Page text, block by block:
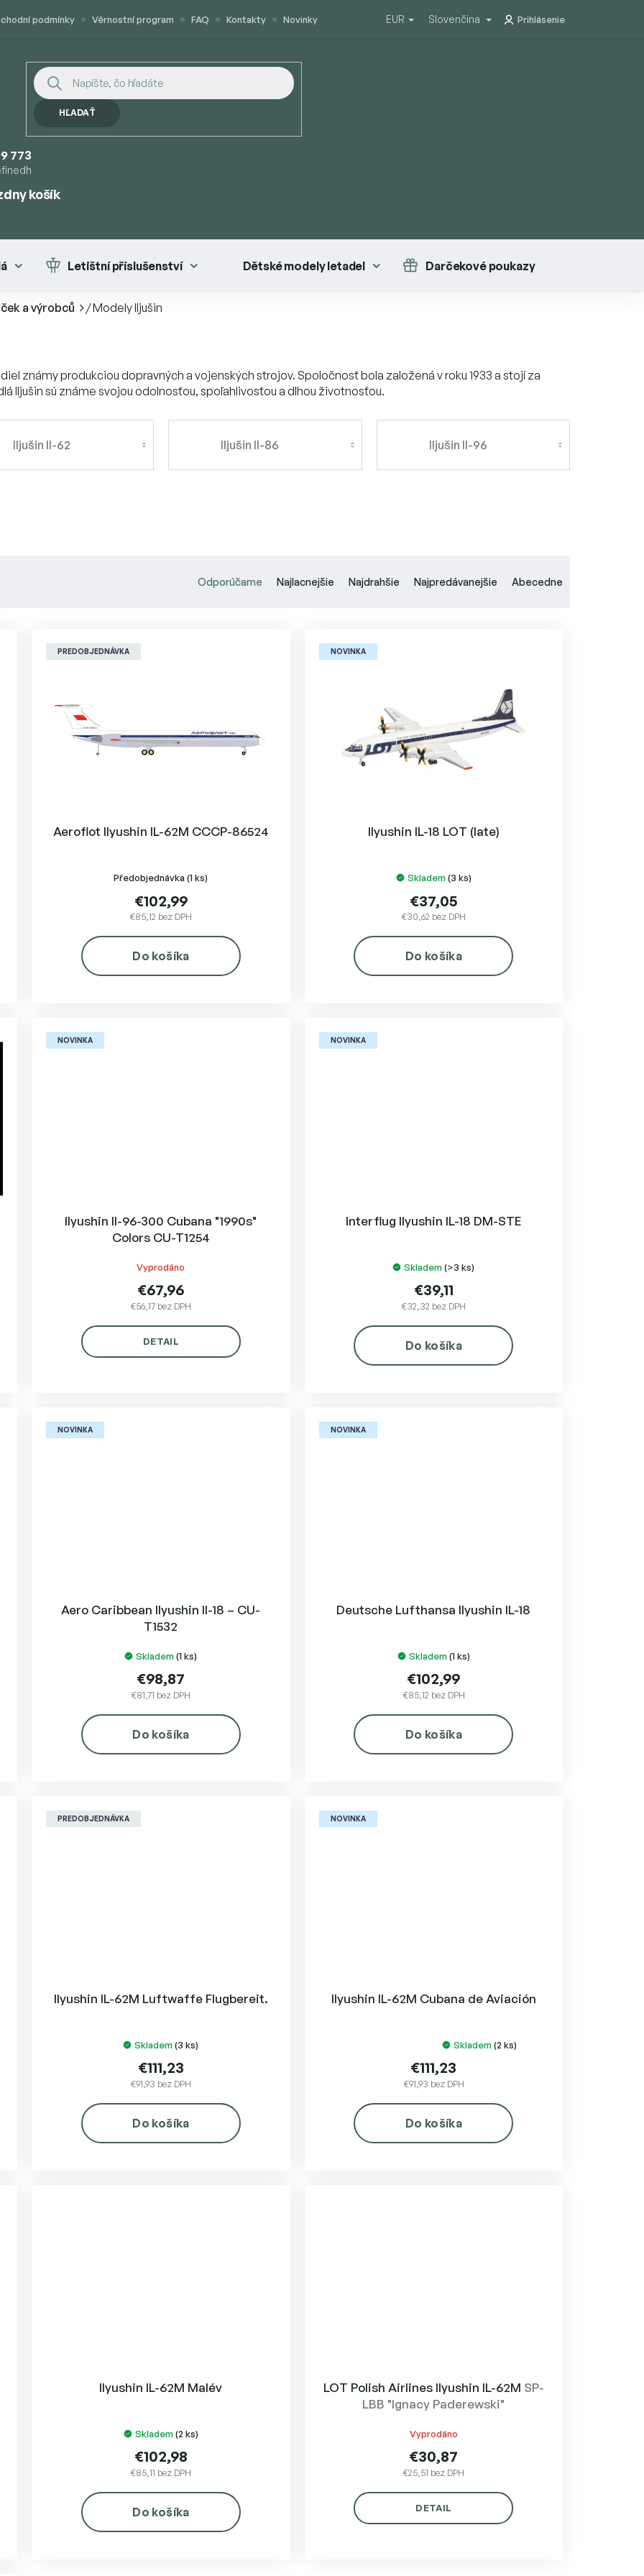
podmínky Věrnostní program FAQ Kontakty Novinky EUR Slovenčina Prihlásenie
HĽADAŤ
773
košík
Letištní příslušenství Dětské modely letadel Darčekové poukazy
a výrobců /Modely Iljušin
známy produkciou dopravných a vojenských strojov. Spoločnosť bola založená v roku 1933 a stojí za
Iljušin sú známe svojou odolnosťou, spoľahlivosťou a dlhou životnosťou.
Iljušin Il-62 Iljušin Il-86 Iljušin Il-96
u
k
Odporúčame Najlacnejšie Najdrahšie Najpredávanejšie Abecedne
PREDOBJEDNÁVKA
Aeroflot Ilyushin IL-62M CCCP-86524
Předobjednávka(1 ks)
€85,12 bez DPH
€102,99
Do košíka
NOVINKA
Ilyushin IL-18 LOT (late)
Skladem (3 ks)
€30,62 bez DPH
€37,05
Do košíka
NOVINKA
Ilyushin Il-96-300 Cubana "1990s"
Colors CU-T1254
Vyprodáno
€56,17 bez DPH
€67,96
DETAIL
NOVINKA
Interflug Ilyushin IL-18 DM-STE
Skladem(>3 ks)
€32,32 bez DPH
€39,11
Do košíka
NOVINKA
Aero Caribbean Ilyushin Il-18 – CU-
T1532
Skladem(1 ks)
€81,71 bez DPH
€98,87
Do košíka
NOVINKA
Deutsche Lufthansa Ilyushin IL-18
Skladem (1 ks)
€85,12 bez DPH
€102,99
Do košíka
PREDOBJEDNÁVKA
Ilyushin IL-62M Luftwaffe Flugbereit.
Skladem(3 ks)
€91,93 bez DPH
€111,23
Do košíka
NOVINKA
Ilyushin IL-62M Cubana de Aviación
Skladem(2 ks)
€91,93 bez DPH
€111,23
Do košíka
Ilyushin IL-62M Malév
Skladem (2 ks)
€85,11 bez DPH
€102,98
Do košíka
LOT Polish Airlines Ilyushin IL-62M SP-
LBB "Ignacy Paderewski"
Vyprodáno
€25,51 bez DPH
€30,87
DETAIL